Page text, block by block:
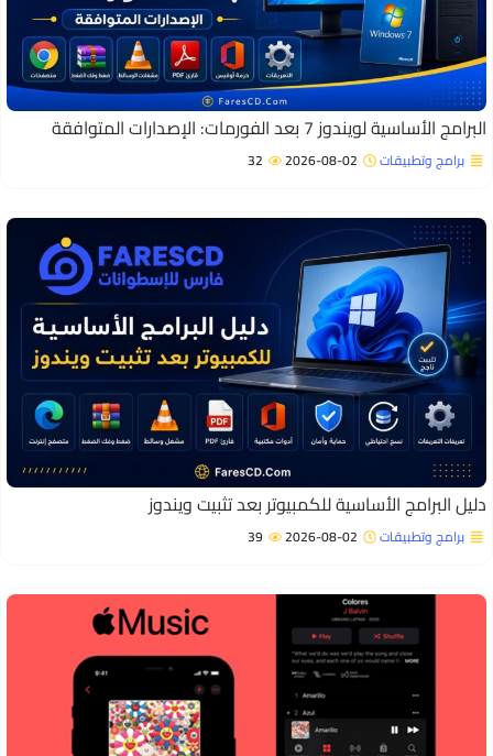
الأساسية لويندوز 7 بعد الفورمات: الإصدارات المتوافقة
برامج وتطبيقات 2026-08-02
32
البرامج الأساسية للكمبيوتر بعد تثبيت ويندوز
برامج وتطبيقات 2026-08-02
39